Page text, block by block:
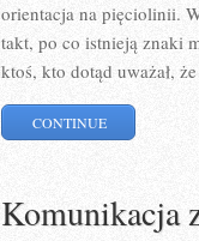
orientacja na pięciolinii.
takt, po co istnieją znaki
ktoś, kto dotąd uważał,
CONTINUE
Komunikacja